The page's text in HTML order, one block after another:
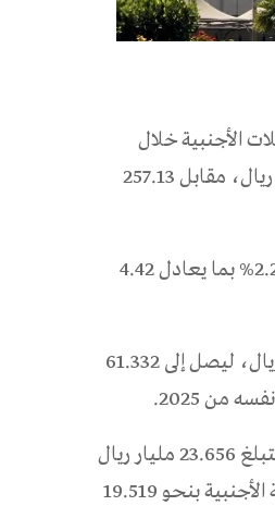
الأجنبية خلال
أبريل 2026 بنسبة 1.9% على أساس سنوي، لتصل إلى 262.03 مليار ريال، مقابل 257.13
وأظهرت بيانات المصرف ارتفاع الاحتياطيات الدولية الرسمية بنسبة 2.23% بما يعادل 4.42
وسجل مخزون الذهب لدى المصرف زيادة سنوية بنحو 16.614 مليار ريال، ليصل إلى 61.332
كما ارتفعت الأرصدة لدى البنوك الأجنبية بنحو 7.348 مليارات ريال لتبلغ 23.656 مليار ريال
بنهاية أبريل، فيما تراجعت الاستثمارات في السندات وأذونات الخزينة الأجنبية بنحو 19.519